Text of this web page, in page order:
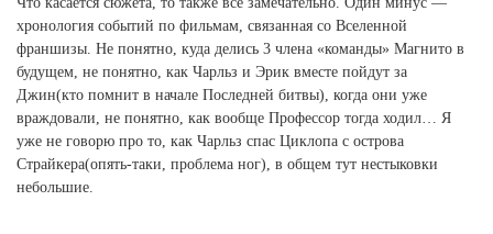
хронология событий по фильмам, связанная со Вселенной
франшизы. Не понятно, куда делись 3 члена «команды» Магнито в
будущем, не понятно, как Чарльз и Эрик вместе пойдут за
Джин(кто помнит в начале Последней битвы), когда они уже
враждовали, не понятно, как вообще Профессор тогда ходил… Я
уже не говорю про то, как Чарльз спас Циклопа с острова
Страйкера(опять-таки, проблема ног), в общем тут нестыковки
небольшие.